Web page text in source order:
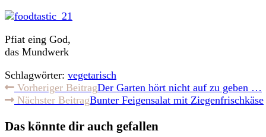
Pfiat eing God,
das Mundwerk
Schlagwörter: vegetarisch
Weitere
Artikel
ansehen
Vorheriger BeitragDer Garten hört nicht auf zu geben …
Nächster BeitragBunter Feigensalat mit Ziegenfrischkäse
Das könnte dir auch gefallen